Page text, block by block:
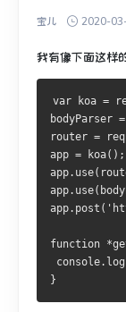
宝儿 2020-
我有像下面这样
var koa =
bodyParser
router =
app = koa();
function
}